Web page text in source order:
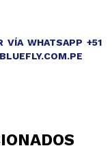
VÍA WHATSAPP +51